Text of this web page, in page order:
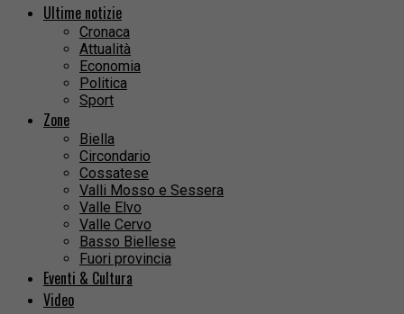
Ultime notizie
Cronaca
Attualità
Economia
Politica
Sport
Zone
Biella
Circondario
Cossatese
Valli Mosso e Sessera
Valle Elvo
Valle Cervo
Basso Biellese
Fuori provincia
Eventi & Cultura
Video